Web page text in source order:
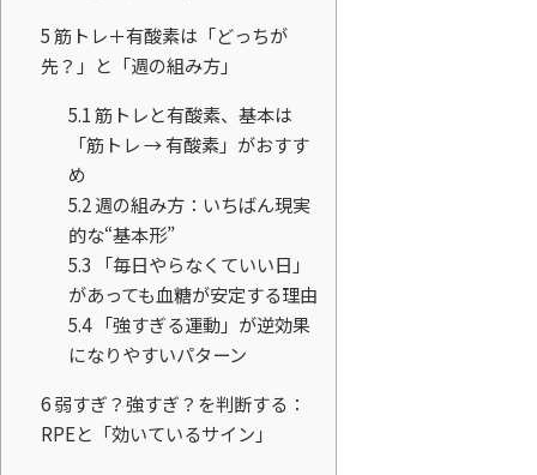
5筋トレ＋有酸素は「どっちが
先？」と「週の組み方」
5.1筋トレと有酸素、基本は
「筋トレ → 有酸素」がおすす
め
5.2週の組み方：いちばん現実
的な“基本形”
5.3 「毎日やらなくていい日」
があっても血糖が安定する理由
5.4「強すぎる運動」が逆効果
になりやすいパターン
6弱すぎ？強すぎ？を判断する：
RPEと「効いているサイン」